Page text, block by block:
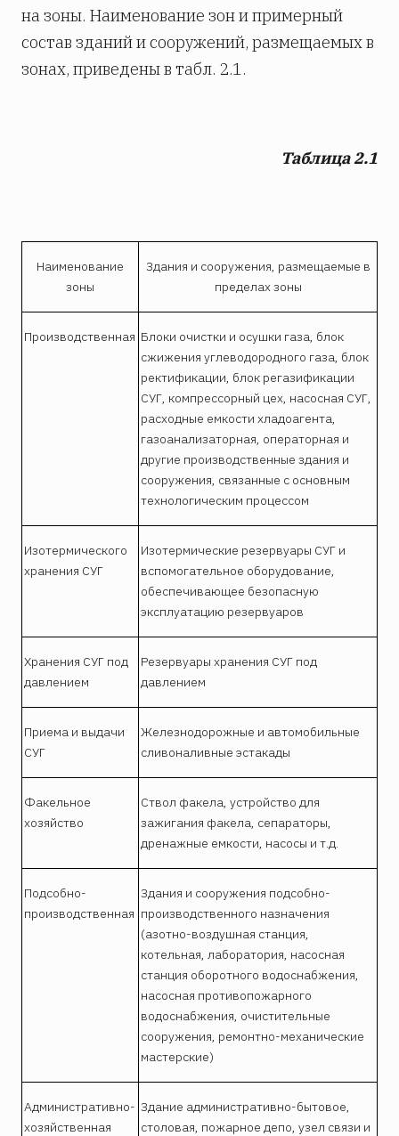
на зоны. Наименование зон и примерный
состав зданий и сооружений, размещаемых в
зонах, приведены в табл. 2.1.
Таблица 2.1
Наименование
зоны
Здания и сооружения, размещаемые в
пределах зоны
Производственная Блоки очистки и осушки газа, блок
сжижения углеводородного газа, блок
ректификации, блок регазификации
СУГ, компрессорный цех, насосная СУГ,
расходные емкости хладоагента,
газоанализаторная, операторная и
другие производственные здания и
сооружения, связанные с основным
технологическим процессом
Изотермического
хранения СУГ
Изотермические резервуары СУГ и
вспомогательное оборудование,
обеспечивающее безопасную
эксплуатацию резервуаров
Хранения СУГ под
давлением
Резервуары хранения СУГ под
давлением
Приема и выдачи
СУГ
Железнодорожные и автомобильные
сливоналивные эстакады
Факельное
хозяйство
Ствол факела, устройство для
зажигания факела, сепараторы,
дренажные емкости, насосы и т.д.
Подсобно-
производственная
Здания и сооружения подсобно-
производственного назначения
(азотно-воздушная станция,
котельная, лаборатория, насосная
станция оборотного водоснабжения,
насосная противопожарного
водоснабжения, очистительные
сооружения, ремонтно-механические
мастерские)
Административно-
хозяйственная
Здание административно-бытовое,
столовая, пожарное депо, узел связи и